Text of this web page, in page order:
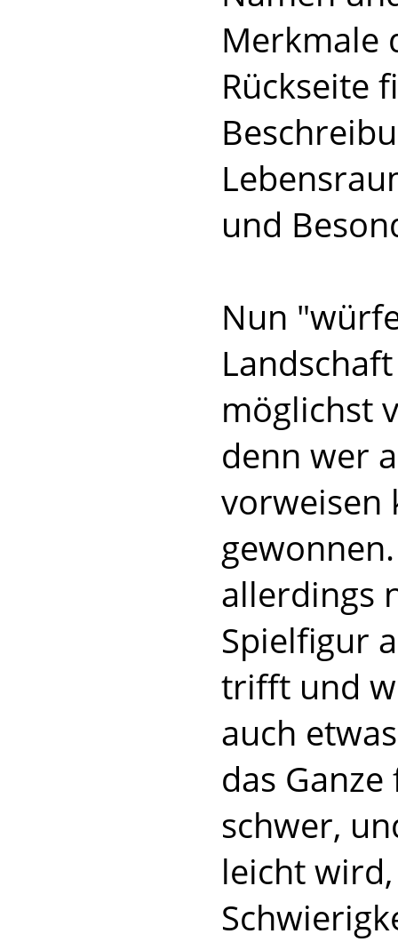
Merkmale
Rückseite
und
Nun
möglichst
denn wer
vorweisen
allerdings
Spielfigur
trifft und
auch
das
schwer,
leicht